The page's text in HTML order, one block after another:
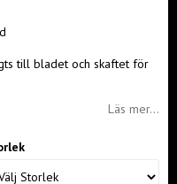
till bladet och skaftet för
Läs mer...